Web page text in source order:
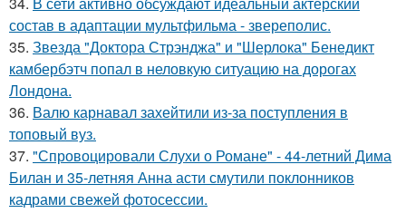
состав в адаптации мультфильма - звереполис.
35. Звезда "Доктора Стрэнджа" и "Шерлока" Бенедикт
камбербэтч попал в неловкую ситуацию на дорогах
Лондона.
36. Валю карнавал захейтили из-за поступления в
топовый вуз.
37. "Спровоцировали Слухи о Романе" - 44-летний Дима
Билан и 35-летняя Анна асти смутили поклонников
кадрами свежей фотосессии.